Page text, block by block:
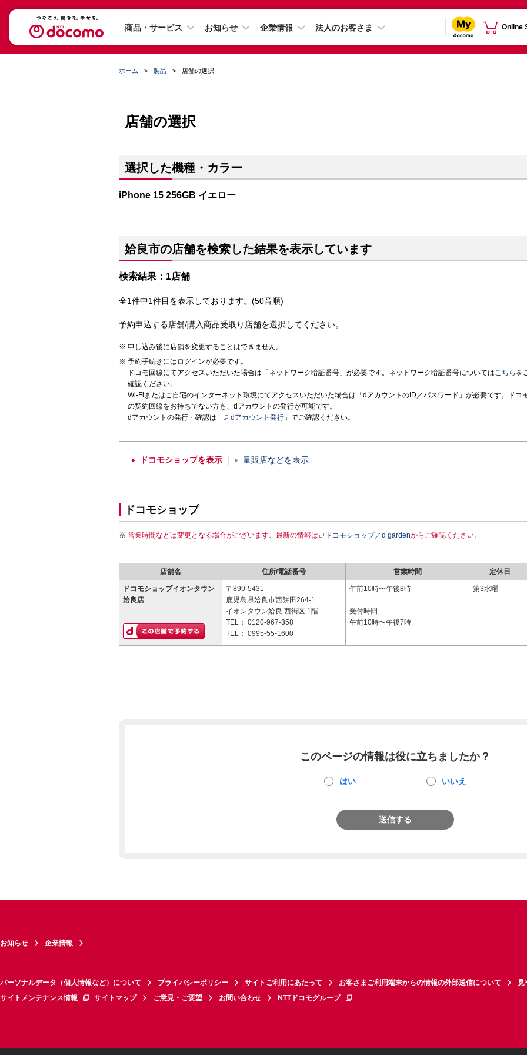
商品・サービス お知らせ 企業情報 法人のお客さま Online
ホーム 製品 店舗の選択
店舗の選択
選択した機種・カラー
iPhone 15 256GB イエロー
姶良市の店舗を検索した結果を表示しています
検索結果：1店舗
全1件中1件目を表示しております。(50音順)
予約申込する店舗/購入商品受取り店舗を選択してください。
申し込み後に店舗を変更することはできません。
予約手続きにはログインが必要です。
ドコモ回線にてアクセスいただいた場合は「ネットワーク暗証番号」が必要です。ネットワーク暗証番号についてはこちら を
確認ください。
Wi-Fiまたはご自宅のインターネット環境にてアクセスいただいた場合は「dアカウントのID／パスワード」が必要です。ドコ
の契約回線をお持ちでない方も、dアカウントの発行が可能です。
dアカウントの発行・確認は「
dアカウント発行 」でご確認ください。
ドコモショップを表示 量販店などを表示
ドコモショップ
営業時間などは変更となる場合がございます。最新の情報は ドコモショップ／d gardenからご確認ください。
店舗名 住所/電話番号 営業時間 定休日
ドコモショップイオンタウン
姶良店
〒899-5431
鹿児島県姶良市西餅田264-1
イオンタウン姶良 西街区 1階
TEL： 0120-967-358
TEL： 0995-55-1600
午前10時〜午後8時
受付時間
午前10時〜午後7時
第3水曜
このページの情報は役に立ちましたか？
はい いいえ
送信する
お知らせ 企業情報
パーソナルデータ（個人情報など）について プライバシーポリシー サイトご利用にあたって お客さまご利用端末からの情報の外部送信について
見
サイトメンテナンス情報
サイトマップ ご意見・ご要望 お問い合わせ NTTドコモグループ